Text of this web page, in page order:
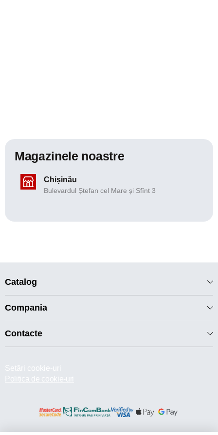
Magazinele noastre
Chișinău
Bulevardul Ștefan cel Mare și Sfînt 3
Catalog
Compania
Contacte
Setări cookie-uri
Politica de cookie-uri